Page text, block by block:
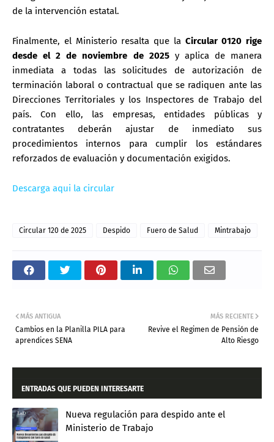
de la intervención estatal.
Finalmente, el Ministerio resalta que la Circular 0120 rige
desde el 2 de noviembre de 2025y aplica de manera
inmediata a todas las solicitudes de autorización de
terminación laboral o contractual que se radiquen ante las
Direcciones Territoriales y los Inspectores de Trabajo del
país. Con ello, las empresas, entidades públicas y
contratantes deberán ajustar de inmediato sus
procedimientos internos para cumplir los estándares
reforzados de evaluación y documentación exigidos.
Descarga aqui la circular
Circular 120 de 2025 Despido Fuero de Salud Mintrabajo
MÁS RECIENTE
Revive el Regimen de Pensión de
Alto Riesgo
MÁS ANTIGUA
Cambios en la Planilla PILA para
aprendices SENA
ENTRADAS QUE PUEDEN INTERESARTE
Nueva regulación para despido ante el
Ministerio de Trabajo